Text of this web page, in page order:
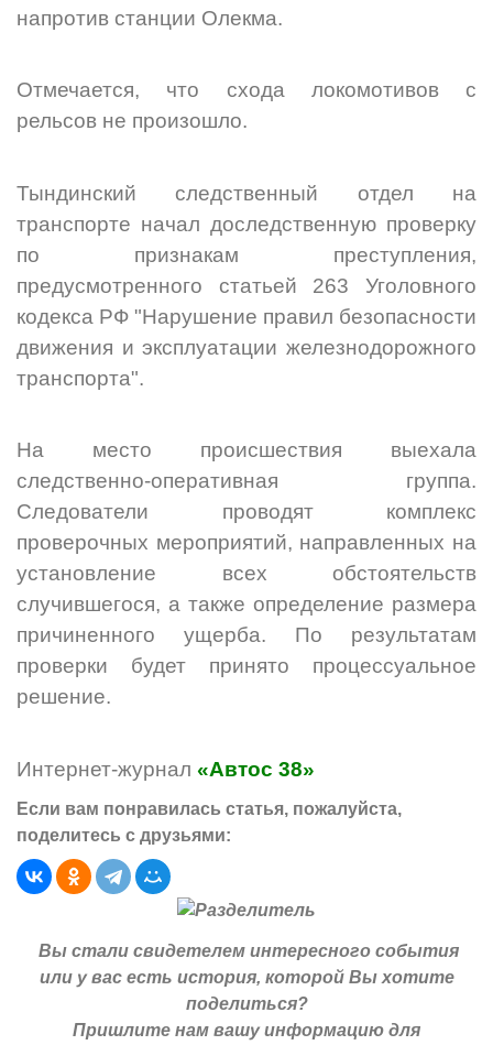
напротив станции Олекма.
Отмечается, что схода локомотивов с
рельсов не произошло.
Тындинский следственный отдел на
транспорте начал доследственную проверку
по признакам преступления,
предусмотренного статьей 263 Уголовного
кодекса РФ "Нарушение правил безопасности
движения и эксплуатации железнодорожного
транспорта".
На место происшествия выехала
следственно-оперативная группа.
Следователи проводят комплекс
проверочных мероприятий, направленных на
установление всех обстоятельств
случившегося, а также определение размера
причиненного ущерба. По результатам
проверки будет принято процессуальное
решение.
Интернет-журнал «Автос 38»
Если вам понравилась статья, пожалуйста,
поделитесь с друзьями:
Вы стали свидетелем интересного события
или у вас есть история, которой Вы хотите
поделиться?
Пришлите нам вашу информацию для